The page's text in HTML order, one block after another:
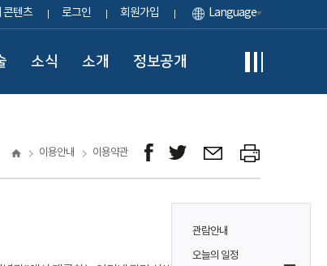
콘텐츠 로그인 회원가입 Language
소식 소개 정보공개
관람안내
오늘의 일정
이용안내 이용약관